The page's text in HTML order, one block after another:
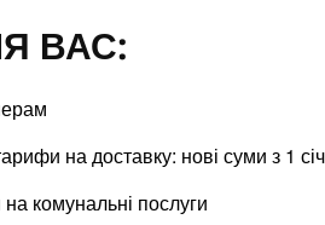
ВАС:
на доставку: нові суми з 1
комунальні послуги